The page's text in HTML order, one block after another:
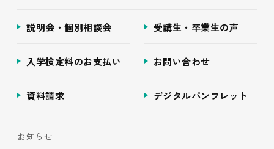
説明会・個別相談会 受講生・卒業生の声
入学検定料のお支払い お問い合わせ
資料請求 デジタルパンフレット
お知らせ